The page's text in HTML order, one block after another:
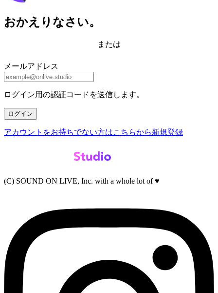
おかえりなさい。
または
メールアドレス
ログイン用の認証コードを送信します。
ログイン
アカウントをお持ちでない方はこちらから新規登録
(C) SOUND ON LIVE, Inc. with a whole lot of ♥